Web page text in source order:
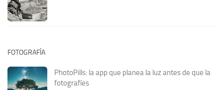
FOTOGRAFÍA
PhotoPills: la app que planea la luz antes de que la
fotografíes